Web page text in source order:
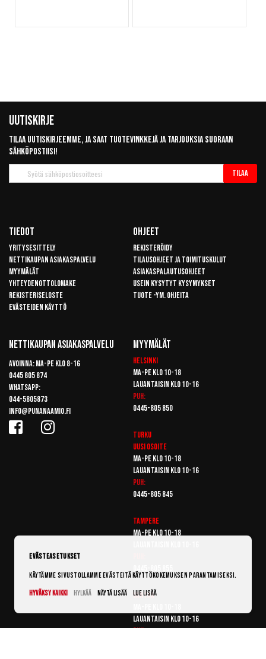
Uutiskirje
Tilaa uutiskirjeemme, ja saat tuotevinkkejä ja tarjouksia suoraan
sähköpostiisi!
uutiskirje
Tilaa
Tiedot
Yritysesittely
Nettikaupan asiakaspalvelu
Myymälät
Yhteydenottolomake
Rekisteriseloste
Evästeiden käyttö
Ohjeet
Rekisteröidy
Tilausohjeet ja toimituskulut
Asiakaspalautusohjeet
Usein kysytyt kysymykset
Tuote -ym. ohjeita
Nettikaupan Asiakaspalvelu
Avoinna: Ma-pe klo 8-16
0445 805 874
Whatsapp:
044-5805873
info@punanaamio.fi
Myymälät
Helsinki
Ma-pe klo 10-18
Lauantaisin klo 10-16
Puh:
0445-805 850
Turku
Uusi osoite
Ma-pe klo 10-18
Lauantaisin klo 10-16
Puh:
0445-805 845
Tampere
Ma-pe klo 10-18
Vantaa
Lauantaisin klo 10-16
Puh:
Evästeasetukset
Käytämme sivustollamme evästeitä käyttökokemuksen parantamiseksi.
Hyväksy kaikki
Hylkää Näytä lisää Lue lisää